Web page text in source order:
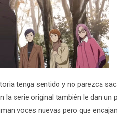
tenga sentido y no parezca
serie original también le dan un
voces nuevas pero que